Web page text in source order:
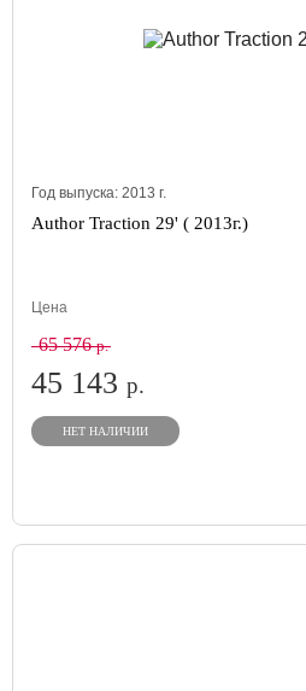
Год выпуска: 2013 г.
Author Traction 29' ( 2013г.)
Цена
65 576р.
45 143 р.
НЕТ НАЛИЧИИ